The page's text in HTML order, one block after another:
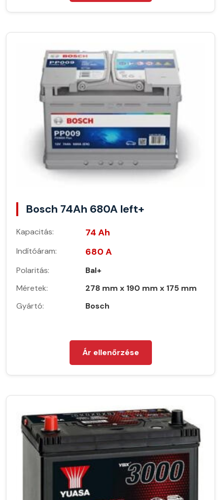
Bosch 74Ah 680A left+
Kapacitás: 74 Ah
Indítóáram: 680 A
Polaritás:
Bal+
Méretek:
278 mm x 190 mm x 175 mm
Gyártó:
Bosch
Ár ellenőrzése